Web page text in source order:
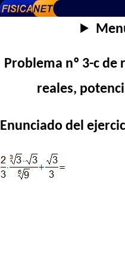
Problema nº 3-c de
reales,
Enunciado del